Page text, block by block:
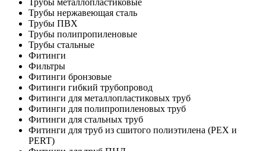
Трубы металлопластиковые
Трубы нержавеющая сталь
Трубы ПВХ
Трубы полипропиленовые
Трубы стальные
Фитинги
Фильтры
Фитинги бронзовые
Фитинги гибкий трубопровод
Фитинги для металлопластиковых труб
Фитинги для полипропиленовых труб
Фитинги для стальных труб
Фитинги для труб из сшитого полиэтилена (PEX и
PERT)